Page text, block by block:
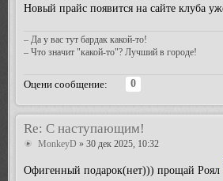
Новый прайс появится на сайте клуба
– Да у вас тут бардак какой-то!
– Что значит "какой-то"? Лучший в городе!
Оцени сообщение: 0
Re: С наступающим!
MonkeyD » 30 дек 2025, 10:32
Офигенный подарок(нет))) прощай Роял